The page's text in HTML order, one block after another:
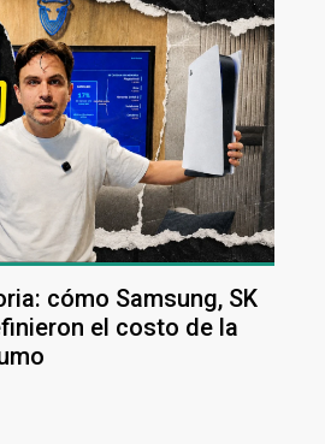
cómo Samsung, SK
el costo de la